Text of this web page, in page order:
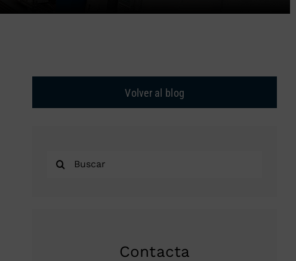
Volver al blog
Buscar:
Contacta